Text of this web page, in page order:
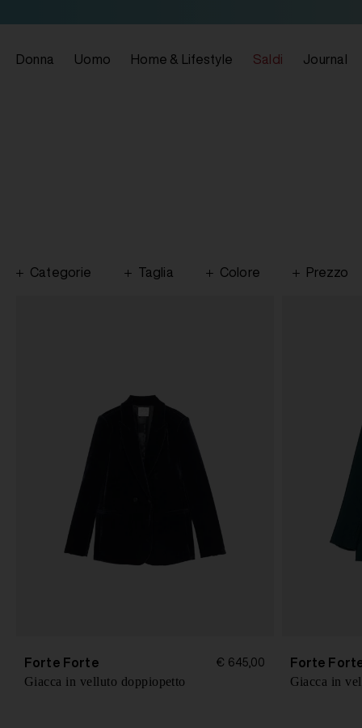
Donna Uomo Home & Lifestyle Saldi Journal
Categorie Taglia Colore Prezzo
Forte Forte € 645,00
Giacca in velluto doppiopetto
Forte
Giacca in